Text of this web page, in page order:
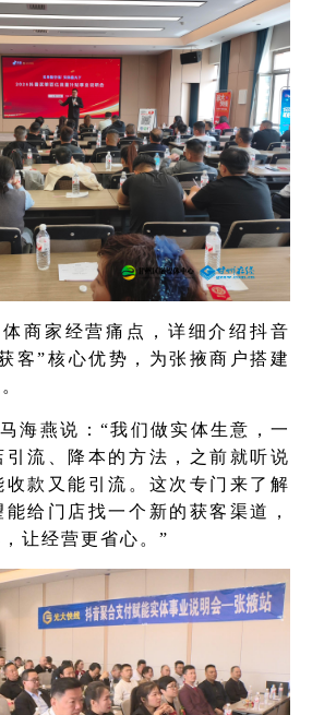
商家经营痛点，详细介绍抖音
客”核心优势，为张掖商户搭建
海燕说：“我们做实体生意，一
流、降本的方法，之前就听说
款又能引流。这次专门来了解
给门店找一个新的获客渠道，
让经营更省心。”